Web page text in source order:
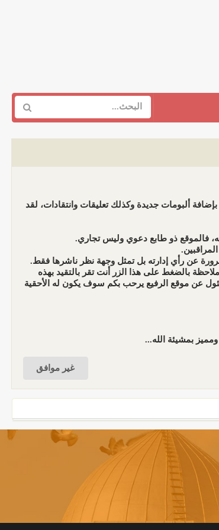
ألبومات جديدة وكذلك تعليقات وانتقادات، لقد
بالضغط على هذا الزر أنت تقر بالتقيد بهذه
عن موقع الرفيع يرحب بكم سوف يكون له الأحقية
بمشيئة الله...